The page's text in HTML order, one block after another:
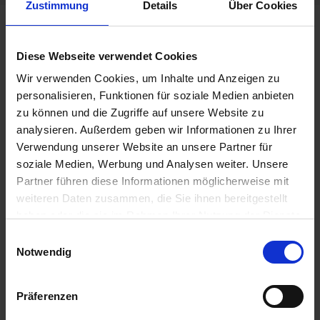
Zustimmung Details Über Cookies
Diese Webseite verwendet Cookies
Wir verwenden Cookies, um Inhalte und Anzeigen zu
personalisieren, Funktionen für soziale Medien anbieten
zu können und die Zugriffe auf unsere Website zu
analysieren. Außerdem geben wir Informationen zu Ihrer
Verwendung unserer Website an unsere Partner für
soziale Medien, Werbung und Analysen weiter. Unsere
Partner führen diese Informationen möglicherweise mit
weiteren Daten zusammen, die Sie ihnen bereitgestellt
Cookies, wenn Sie unsere Webseite weiterhin nutzen.
Notwendig
Präferenzen
Tabellone usedSoft dei Mondiali di
calcio 2026: scarica gratuitamente il
PDF